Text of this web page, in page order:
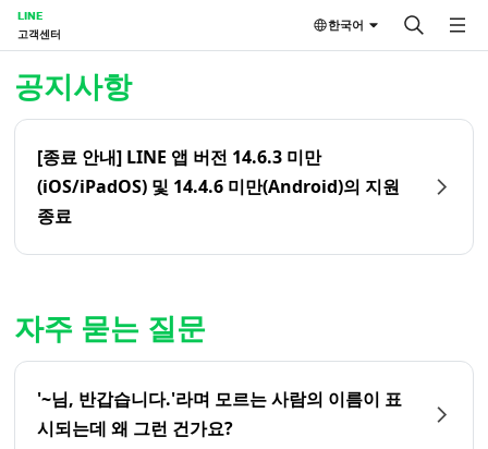
LINE
고객센터
한국어
공지사항
[종료 안내] LINE 앱 버전 14.6.3 미만
(iOS/iPadOS) 및 14.4.6 미만(Android)의 지원
종료
자주 묻는 질문
'~님, 반갑습니다.'라며 모르는 사람의 이름이 표
시되는데 왜 그런 건가요?